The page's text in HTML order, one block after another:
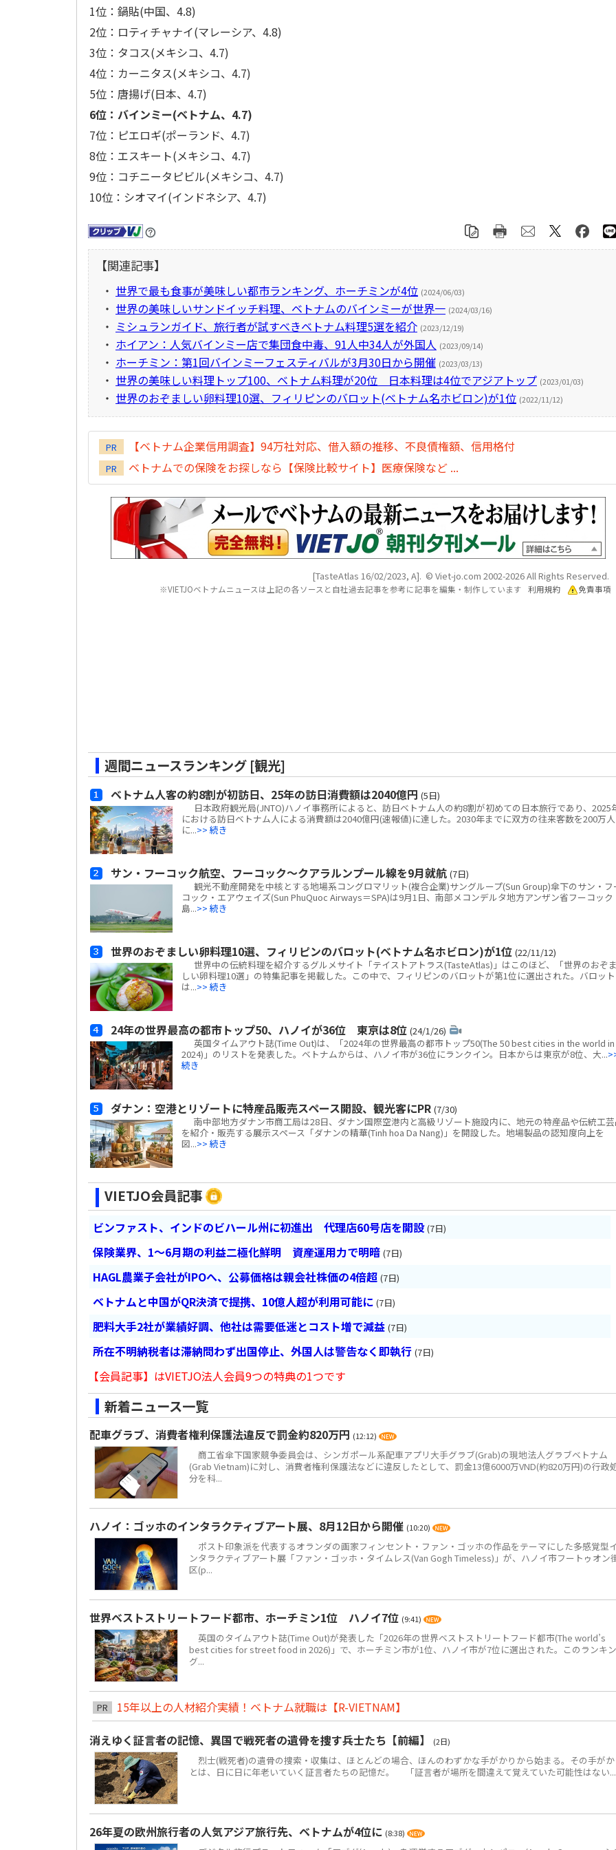
1位：鍋貼(中国、4.8)
2位：ロティチャナイ(マレーシア、4.8)
3位：タコス(メキシコ、4.7)
4位：カーニタス(メキシコ、4.7)
5位：唐揚げ(日本、4.7)
6位：バインミー(ベトナム、4.7)
7位：ピエロギ(ポーランド、4.7)
8位：エスキート(メキシコ、4.7)
9位：コチニータピビル(メキシコ、4.7)
10位：シオマイ(インドネシア、4.7)
【関連記事】
・ 世界で最も食事が美味しい都市ランキング、ホーチミンが4位 (2024/06/03)
・ 世界の美味しいサンドイッチ料理、ベトナムのバインミーが世界一 (2024/03/16)
・ ミシュランガイド、旅行者が試すべきベトナム料理5選を紹介 (2023/12/19)
・ ホイアン：人気バインミー店で集団食中毒、91人中34人が外国人 (2023/09/14)
・ ホーチミン：第1回バインミーフェスティバルが3月30日から開催 (2023/03/13)
・ 世界の美味しい料理トップ100、ベトナム料理が20位 日本料理は4位でアジアトップ (2023/01/03)
・ 世界のおぞましい卵料理10選、フィリピンのバロット(ベトナム名ホビロン)が1位 (2022/11/12)
PR 【ベトナム企業信用調査】94万社対応、借入額の推移、不良債権額、信用格付
PR ベトナムでの保険をお探しなら【保険比較サイト】医療保険など ...
[TasteAtlas 16/02/2023, A]. © Viet-jo.com 2002-2026 All Rights Reserved.
※VIETJOベトナムニュースは上記の各ソースと自社過去記事を参考に記事を編集・制作しています 利用規約 免責事項
週間ニュースランキング [観光]
ベトナム人客の約8割が初訪日、25年の訪日消費額は2040億円 (5日)
日本政府観光局(JNTO)ハノイ事務所によると、訪日ベトナム人の約8割が初めての日本旅行であり、2025
における訪日ベトナム人による消費額は2040億円(速報値)に達した。2030年までに双方の往来客数を200万人
に...>> 続き
サン・フーコック航空、フーコック～クアラルンプール線を9月就航 (7日)
観光不動産開発を中核とする地場系コングロマリット(複合企業)サングループ(Sun Group)傘下のサン・フ
コック・エアウェイズ(Sun PhuQuoc Airways＝SPA)は9月1日、南部メコンデルタ地方アンザン省フーコック
島...>> 続き
世界のおぞましい卵料理10選、フィリピンのバロット(ベトナム名ホビロン)が1位 (22/11/12)
世界中の伝統料理を紹介するグルメサイト「テイストアトラス(TasteAtlas)」はこのほど、「世界のおぞま
しい卵料理10選」の特集記事を掲載した。この中で、フィリピンのバロットが第1位に選出された。バロット
は...>> 続き
24年の世界最高の都市トップ50、ハノイが36位 東京は8位 (24/1/26)
英国タイムアウト誌(Time Out)は、「2024年の世界最高の都市トップ50(The 50 best cities in the world in
2024)」のリストを発表した。ベトナムからは、ハノイ市が36位にランクイン。日本からは東京が8位、大...
続き
ダナン：空港とリゾートに特産品販売スペース開設、観光客にPR (7/30)
南中部地方ダナン市商工局は28日、ダナン国際空港内と高級リゾート施設内に、地元の特産品や伝統工
を紹介・販売する展示スペース「ダナンの精華(Tinh hoa Da Nang)」を開設した。地場製品の認知度向上を
図...>> 続き
VIETJO会員記事
ビンファスト、インドのビハール州に初進出 代理店60号店を開設 (7日)
保険業界、1～6月期の利益二極化鮮明 資産運用力で明暗 (7日)
HAGL農業子会社がIPOへ、公募価格は親会社株価の4倍超 (7日)
ベトナムと中国がQR決済で提携、10億人超が利用可能に (7日)
肥料大手2社が業績好調、他社は需要低迷とコスト増で減益 (7日)
所在不明納税者は滞納問わず出国停止、外国人は警告なく即執行 (7日)
【会員記事】はVIETJO法人会員9つの特典の1つです
新着ニュース一覧
配車グラブ、消費者権利保護法違反で罰金約820万円 (12:12)
商工省傘下国家競争委員会は、シンガポール系配車アプリ大手グラブ(Grab)の現地法人グラブベトナム
(Grab Vietnam)に対し、消費者権利保護法などに違反したとして、罰金13億6000万VND(約820万円)の行政
分を科...
ハノイ：ゴッホのインタラクティブアート展、8月12日から開催 (10:20)
ポスト印象派を代表するオランダの画家フィンセント・ファン・ゴッホの作品をテーマにした多感覚型イ
ンタラクティブアート展「ファン・ゴッホ・タイムレス(Van Gogh Timeless)」が、ハノイ市フートゥオン
区(p...
世界ベストストリートフード都市、ホーチミン1位 ハノイ7位 (9:41)
英国のタイムアウト誌(Time Out)が発表した「2026年の世界ベストストリートフード都市(The world’s
best cities for street food in 2026)」で、ホーチミン市が1位、ハノイ市が7位に選出された。このランキン
グ...
PR
15年以上の人材紹介実績！ベトナム就職は【R-VIETNAM】
消えゆく証言者の記憶、異国で戦死者の遺骨を捜す兵士たち【前編】
(2日)
烈士(戦死者)の遺骨の捜索・収集は、ほとんどの場合、ほんのわずかな手がかりから始まる。その手がか
とは、日に日に年老いていく証言者たちの記憶だ。 「証言者が場所を間違えて覚えていた可能性はない...
26年夏の欧州旅行者の人気アジア旅行先、ベトナムが4位に (8:38)